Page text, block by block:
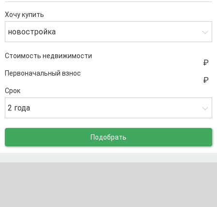
Хочу купить
новостройка
Стоимость недвижимости
Первоначальный взнос
Срок
2 года
Подобрать